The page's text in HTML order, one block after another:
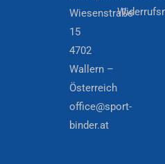
Wiesenstraße
15
4702
Wallern –
Österreich
office@sport-
binder.at